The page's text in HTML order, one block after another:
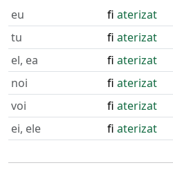
eu fi aterizat
tu
fi aterizat
el, ea
fi aterizat
noi
fi aterizat
voi
fi aterizat
ei, ele
fi aterizat